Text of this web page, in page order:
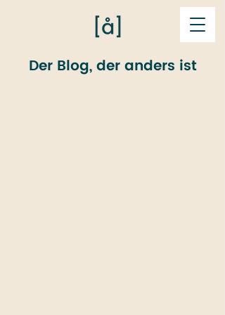
Der Blog, der anders ist